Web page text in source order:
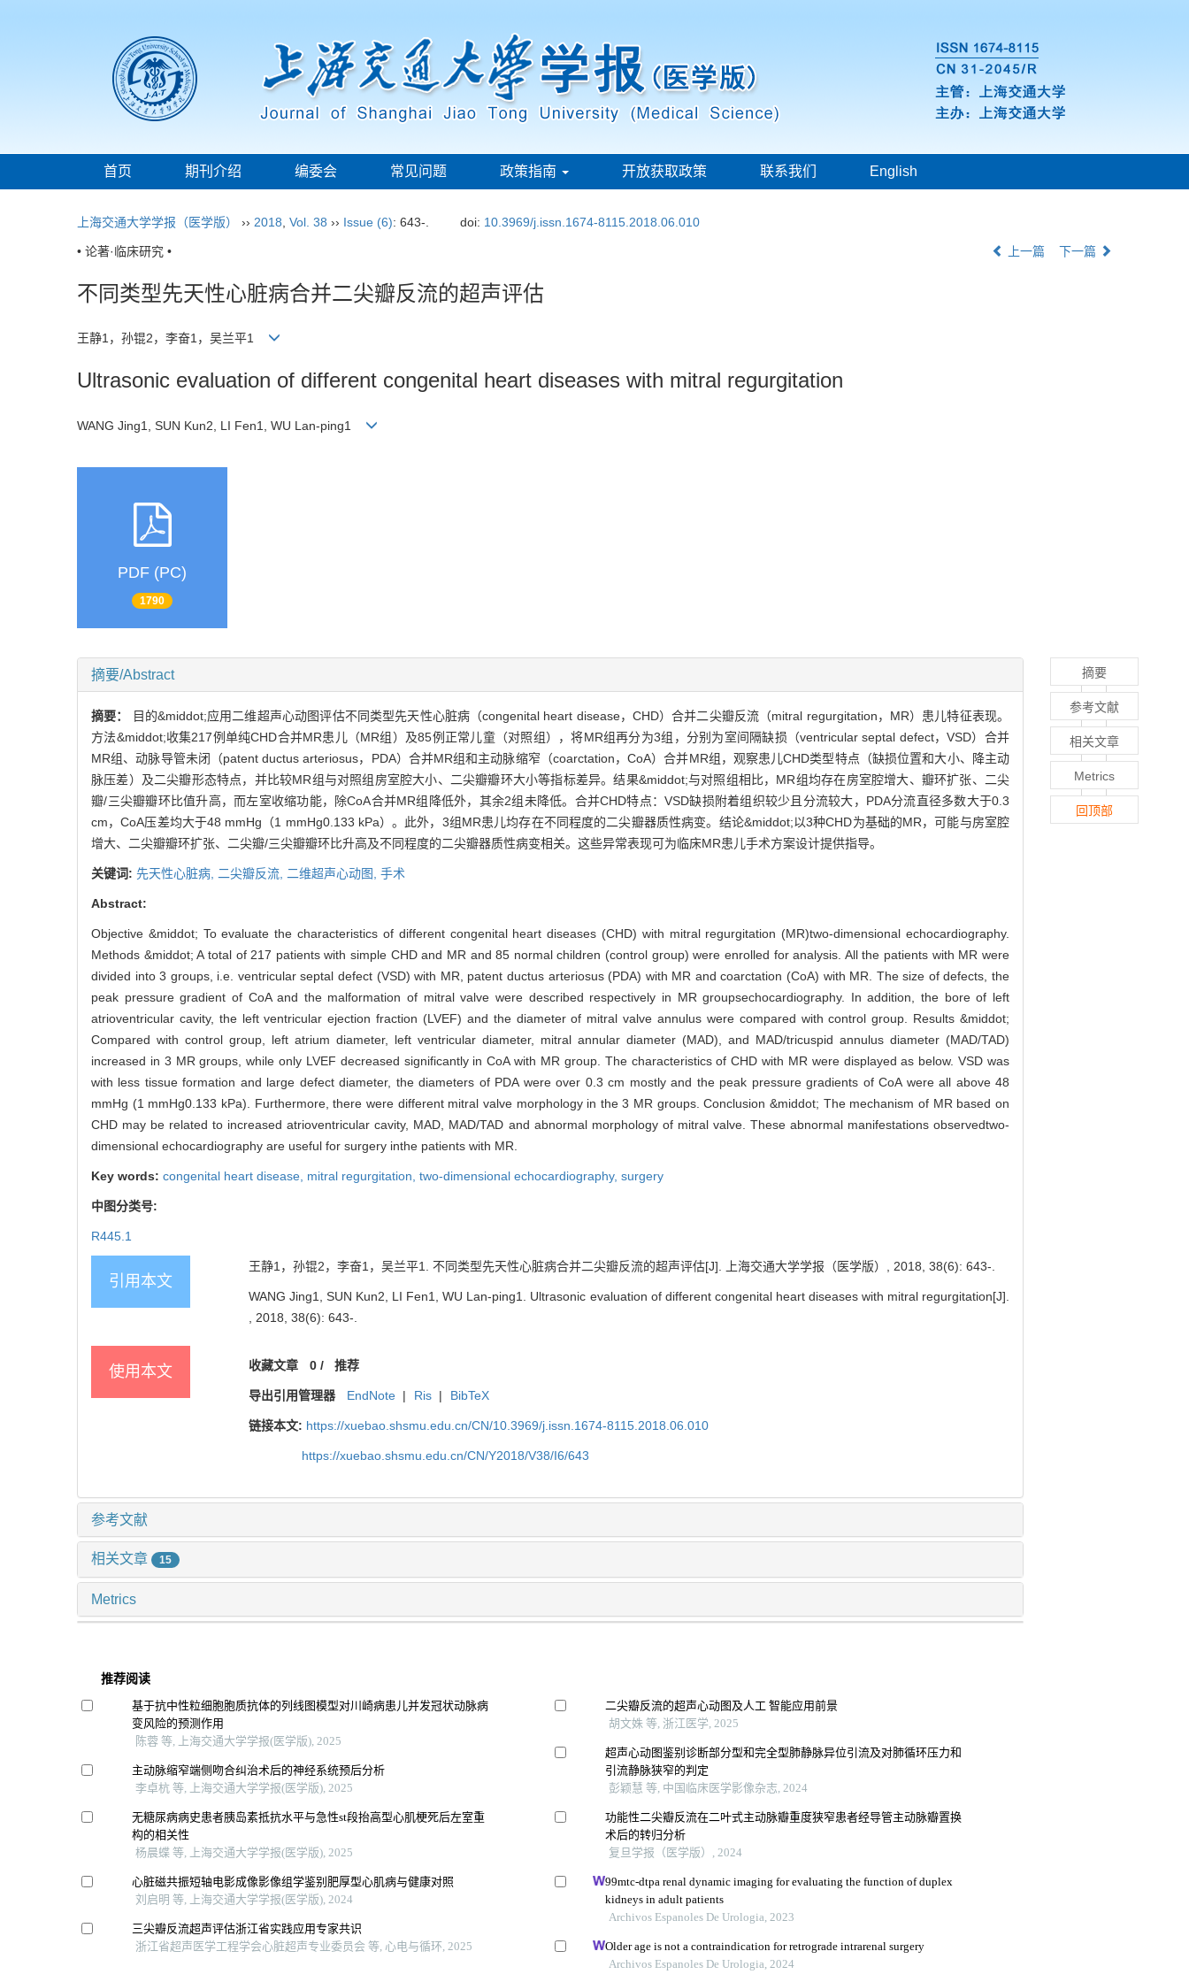
首页 期刊介绍 编委会 常见问题 政策指南 开放获取政策 联系我们 English
上海交通大学学报（医学版） ›› 2018 Vol. 38 ›› Issue (6): 643-. doi: 10.3969/j.issn.1674-8115.2018.06.010
• 论著·临床研究 • 上一篇 下一篇
不同类型先天性心脏病合并二尖瓣反流的超声评估
王静1，孙锟2，李奋1，吴兰平1
Ultrasonic evaluation of different congenital heart diseases with mitral regurgitation
WANG Jing1, SUN Kun2, LI Fen1, WU Lan-ping1
PDF (PC)
1790
摘要/Abstract
摘要：
目的&middot;应用二维超声心动图评估不同类型先天性心脏病（congenital heart disease，CHD）合并二尖瓣反流（mitral regurgitation，MR）患儿特征表现。
方法&middot;收集217例单纯CHD合并MR患儿（MR组）及85例正常儿童（对照组），将MR组再分为3组，分别为室间隔缺损（ventricular septal defect，VSD）合并
MR组、动脉导管未闭（patent ductus arteriosus，PDA）合并MR组和主动脉缩窄（coarctation，CoA）合并MR组，观察患儿CHD类型特点（缺损位置和大小、降主动
脉压差）及二尖瓣形态特点，并比较MR组与对照组房室腔大小、二尖瓣瓣环大小等指标差异。结果&middot;与对照组相比，MR组均存在房室腔增大、瓣环扩张、二尖
瓣/三尖瓣瓣环比值升高，而左室收缩功能，除CoA合并MR组降低外，其余2组未降低。合并CHD特点：VSD缺损附着组织较少且分流较大，PDA分流直径多数大于0.3
cm，CoA压差均大于48 mmHg（1 mmHg0.133 kPa）。此外，3组MR患儿均存在不同程度的二尖瓣器质性病变。结论&middot;以3种CHD为基础的MR，可能与房室腔
增大、二尖瓣瓣环扩张、二尖瓣/三尖瓣瓣环比升高及不同程度的二尖瓣器质性病变相关。这些异常表现可为临床MR患儿手术方案设计提供指导。
关键词: 先天性心脏病, 二尖瓣反流, 二维超声心动图, 手术
Abstract:
Objective &middot; To evaluate the characteristics of different congenital heart diseases (CHD) with mitral regurgitation (MR)two-dimensional echocardiography.
Methods &middot; A total of 217 patients with simple CHD and MR and 85 normal children (control group) were enrolled for analysis. All the patients with MR were
divided into 3 groups, i.e. ventricular septal defect (VSD) with MR, patent ductus arteriosus (PDA) with MR and coarctation (CoA) with MR. The size of defects, the
peak pressure gradient of CoA and the malformation of mitral valve were described respectively in MR groupsechocardiography. In addition, the bore of left
atrioventricular cavity, the left ventricular ejection fraction (LVEF) and the diameter of mitral valve annulus were compared with control group. Results &middot;
Compared with control group, left atrium diameter, left ventricular diameter, mitral annular diameter (MAD), and MAD/tricuspid annulus diameter (MAD/TAD)
increased in 3 MR groups, while only LVEF decreased significantly in CoA with MR group. The characteristics of CHD with MR were displayed as below. VSD was
with less tissue formation and large defect diameter, the diameters of PDA were over 0.3 cm mostly and the peak pressure gradients of CoA were all above 48
mmHg (1 mmHg0.133 kPa). Furthermore, there were different mitral valve morphology in the 3 MR groups. Conclusion &middot; The mechanism of MR based on
CHD may be related to increased atrioventricular cavity, MAD, MAD/TAD and abnormal morphology of mitral valve. These abnormal manifestations observedtwo-
dimensional echocardiography are useful for surgery inthe patients with MR.
Key words: congenital heart disease, mitral regurgitation, two-dimensional echocardiography, surgery
中图分类号:
R445.1
引用本文
王静1，孙锟2，李奋1，吴兰平1. 不同类型先天性心脏病合并二尖瓣反流的超声评估[J]. 上海交通大学学报（医学版）, 2018, 38(6): 643-.
WANG Jing1, SUN Kun2, LI Fen1, WU Lan-ping1. Ultrasonic evaluation of different congenital heart diseases with mitral regurgitation[J].
, 2018, 38(6): 643-.
使用本文 收藏文章 0/ 推荐
导出引用管理器 EndNote | Ris | BibTeX
链接本文: https://xuebao.shsmu.edu.cn/CN/10.3969/j.issn.1674-8115.2018.06.010
https://xuebao.shsmu.edu.cn/CN/Y2018/V38/I6/643
参考文献
相关文章 15
Metrics
推荐阅读
基于抗中性粒细胞胞质抗体的列线图模型对川崎病患儿并发冠状动脉病
变风险的预测作用
陈蓉 等, 上海交通大学学报(医学版), 2025
主动脉缩窄端侧吻合纠治术后的神经系统预后分析
李卓杭 等, 上海交通大学学报(医学版), 2025
无糖尿病病史患者胰岛素抵抗水平与急性st段抬高型心肌梗死后左室重
构的相关性
杨晨蝶 等, 上海交通大学学报(医学版), 2025
心脏磁共振短轴电影成像影像组学鉴别肥厚型心肌病与健康对照
刘启明 等, 上海交通大学学报(医学版), 2024
三尖瓣反流超声评估浙江省实践应用专家共识
浙江省超声医学工程学会心脏超声专业委员会 等, 心电与循环, 2025
二尖瓣反流的超声心动图及人工 智能应用前景
胡文姝 等, 浙江医学, 2025
超声心动图鉴别诊断部分型和完全型肺静脉异位引流及对肺循环压力和
引流静脉狭窄的判定
彭颖慧 等, 中国临床医学影像杂志, 2024
功能性二尖瓣反流在二叶式主动脉瓣重度狭窄患者经导管主动脉瓣置换
术后的转归分析
复旦学报（医学版）, 2024
99mtc-dtpa renal dynamic imaging for evaluating the function of duplex
kidneys in adult patients
Archivos Espanoles De Urologia, 2023
Older age is not a contraindication for retrograde intrarenal surgery
Archivos Espanoles De Urologia, 2024
摘要
参考文献
相关文章
Metrics
回顶部